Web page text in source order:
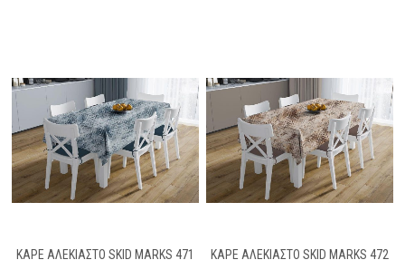
ΚΑΡΈ ΑΛΈΚΙΑΣΤΟ SKID MARKS 471
ΚΑΡΈ ΑΛΈΚΙΑΣΤΟ SKID MARKS 472